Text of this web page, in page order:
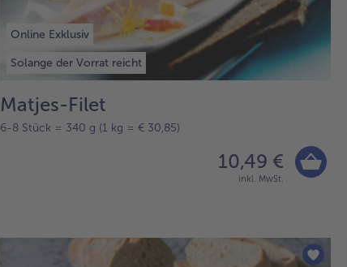
Online Exklusiv
Solange der Vorrat reicht
Matjes-Filet
6-8 Stück = 340 g (1 kg = € 30,85)
10,49 €
inkl. MwSt.